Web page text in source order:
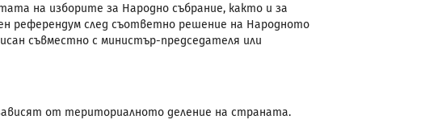
на изборите за Народно събрание, както и за
референдум след съответно решение на Народното
съвместно с министър-председателя или
от териториалното деление на страната.